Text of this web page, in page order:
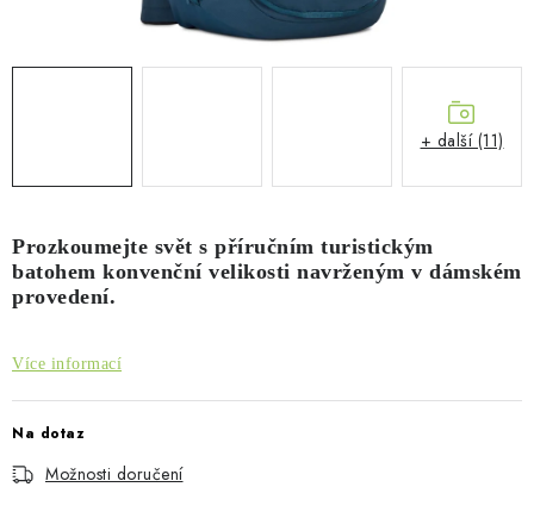
STŘEŠNÍ KOŠE
AUTOSTANY
CESTOVNÍ ZAVAZADLA
DÁRKOVÉ POUKAZY
Kontakty
Moje objednávka
Napište nám
Prozkoumejte svět s příručním turistickým
batohem konvenční velikosti navrženým v dámském
provedení.
Více informací
Na dotaz
Možnosti doručení
+ další (11)